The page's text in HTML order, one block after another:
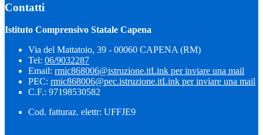
Contatti
Istituto Comprensivo Statale Capena
Via del Mattatoio, 39 - 00060 CAPENA (RM)
Tel: 06/9032287
Email: rmic868006@istruzione.itLink per inviare una mail
PEC: rmic868006@pec.istruzione.itLink per inviare una mail
C.F.: 97198530582
Cod. fatturaz. elettr: UFFJE9